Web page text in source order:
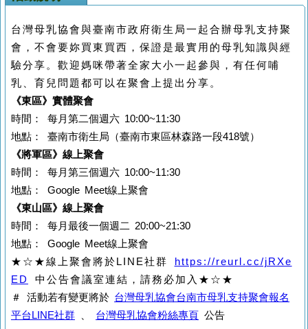
台灣母乳協會與臺南市政府衛生局一起合辦母乳支持聚
會，不會要妳買東買西，保證是最實用的母乳知識與經
驗分享。歡迎媽咪帶著全家大小一起參與，有任何哺
乳、育兒問題都可以在聚會上提出分享。
《東區》 實體聚會
時間： 每月第二個週六 10:00~11:30
地點： 臺南市衛生局 （臺南市東區林森路一段418號）
《將軍區》 線上聚會
時間： 每月第三個週六 10:00~11:30
地點： Google Meet線上聚會
《東山區》 線上聚會
時間： 每月最後一個週二 20:00~21:30
地點： Google Meet線上聚會
★☆★線上聚會將於LINE社群
https://reurl.cc/jRXe
ED
中公告會議室連結，請務必加入★☆★
＃ 活動若有變更將於 台灣母乳協會台南市母乳支持聚會報名
平台LINE社群
台灣母乳協會粉絲專頁 公告